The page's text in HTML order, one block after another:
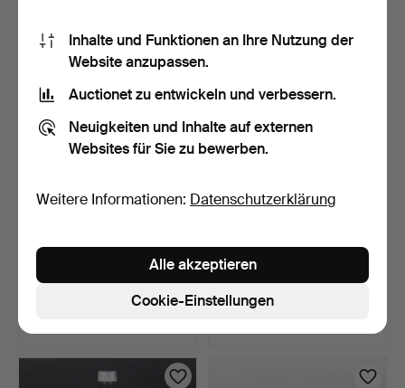
KOPFHÖRER für
Detektorempfänger, erste
Häl…
9 Tage
BLECHDOSE, Mazzettis
Cacao Pulver.
9 Tage
Schätzwert
Inhalte und Funktionen an Ihre Nutzung der
Website anzupassen.
Auctionet zu entwickeln und verbessern.
Neuigkeiten und Inhalte auf externen
Websites für Sie zu bewerben.
Weitere Informationen: Datenschutzerklärung
Cookie-Einstellungen
Alle akzeptieren